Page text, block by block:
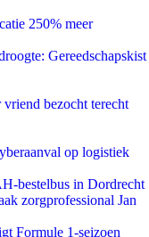
250% meer
Gereedschapskist
vriend bezocht terecht
op logistiek
bestelbus in Dordrecht
zorgprofessional Jan
Formule 1-seizoen